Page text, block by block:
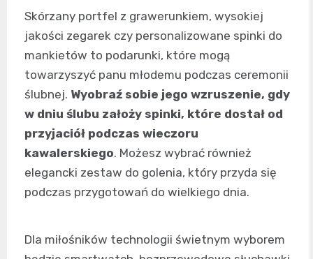
Skórzany portfel z grawerunkiem, wysokiej
jakości zegarek czy personalizowane spinki do
mankietów to podarunki, które mogą
towarzyszyć panu młodemu podczas ceremonii
ślubnej. Wyobraź sobie jego wzruszenie, gdy
w dniu ślubu założy spinki, które dostał od
przyjaciół podczas wieczoru
kawalerskiego. Możesz wybrać również
elegancki zestaw do golenia, który przyda się
podczas przygotowań do wielkiego dnia.
Dla miłośników technologii świetnym wyborem